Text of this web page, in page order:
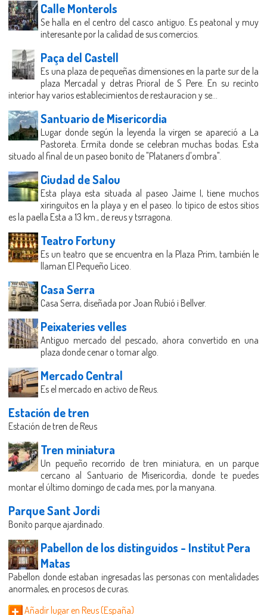
Calle Monterols
Se halla en el centro del casco antiguo. Es peatonal y muy
interesante por la calidad de sus comercios.
Paça del Castell
Es una plaza de pequeñas dimensiones en la parte sur de la
plaza Mercadal y detras Prioral de S Pere. En su recinto
interior hay varios establecimientos de restauracion y se...
Santuario de Misericordia
Lugar donde según la leyenda la virgen se apareció a La
Pastoreta. Ermita donde se celebran muchas bodas. Esta
situado al final de un paseo bonito de "Plataners d'ombra".
Ciudad de Salou
Esta playa esta situada al paseo Jaime I, tiene muchos
xiringuitos en la playa y en el paseo. lo tipico de estos sitios
es la paella Esta a 13 km., de reus y tsrragona.
Teatro Fortuny
Es un teatro que se encuentra en la Plaza Prim, también le
llaman El Pequeño Liceo.
Casa Serra
Casa Serra, diseñada por Joan Rubió i Bellver.
Peixateries velles
Antiguo mercado del pescado, ahora convertido en una
plaza donde cenar o tomar algo.
Mercado Central
Es el mercado en activo de Reus.
Estación de tren
Estación de tren de Reus
Tren miniatura
Un pequeño recorrido de tren miniatura, en un parque
cercano al Santuario de Misericordia, donde te puedes
montar el último domingo de cada mes, por la manyana.
Parque Sant Jordi
Bonito parque ajardinado.
Pabellon de los distinguidos - Institut Pera
Matas
Pabellon donde estaban ingresadas las personas con mentalidades
anormales, en procesos de curas.
Añadir lugar en Reus (España)